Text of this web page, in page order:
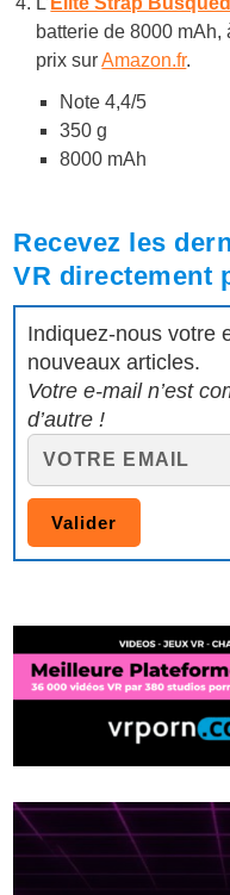
batterie de 8000
prix surAmazon.fr.
Note 4,4/5
350 g
8000 mAh
Recevez les
VR directement
Indiquez-nous votre
nouveaux articles.
Votre e-mail n’est
d’autre !